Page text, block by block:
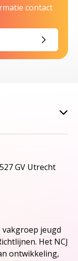
contact
GV Utrecht
vakgroep jeugd
Het NCJ
ontwikkeling,